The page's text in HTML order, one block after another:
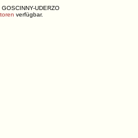
UDERZO
verfügbar.